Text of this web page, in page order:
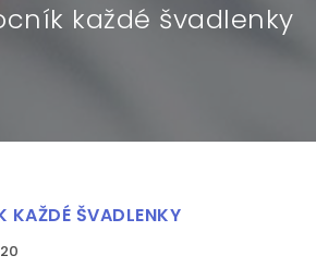
každé švadlenky
KAŽDÉ ŠVADLENKY